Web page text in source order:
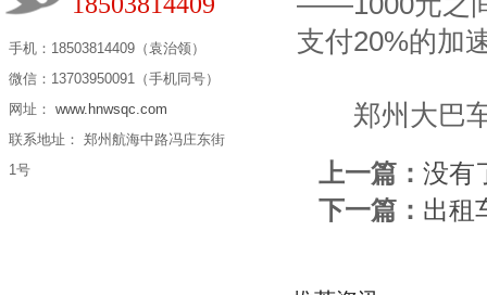
手机：18503814409（袁治领）
微信：13703950091（手机同号）
网址： www.hnwsqc.com
联系地址： 郑州航海中路冯庄东街
1号
支付20%的加
郑州大巴车
上一篇： 没有
下一篇： 出租